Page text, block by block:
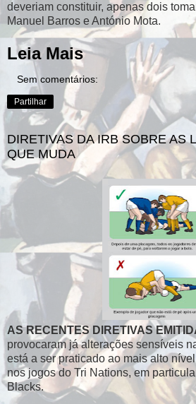
deveriam constituir, apenas dois
Manuel Barros e António Mota.
Leia Mais
Sem comentários:
Partilhar
DIRETIVAS DA IRB SOBRE AS
QUE MUDA
AS RECENTES DIRETIVAS
provocaram já alterações sensíveis
está a ser praticado ao mais alto
nos jogos do Tri Nations, em
Blacks.